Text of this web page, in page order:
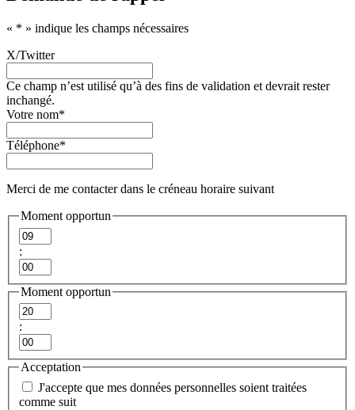
« * » indique les champs nécessaires
X/Twitter
Ce champ n’est utilisé qu’à des fins de validation et devrait rester
inchangé.
Votre nom*
Téléphone*
Merci de me contacter dans le créneau horaire suivant
Moment opportun
Heures
:
Minutes
Moment opportun
Heures
:
Minutes
Acceptation
J'accepte que mes données personnelles soient traitées
comme suit